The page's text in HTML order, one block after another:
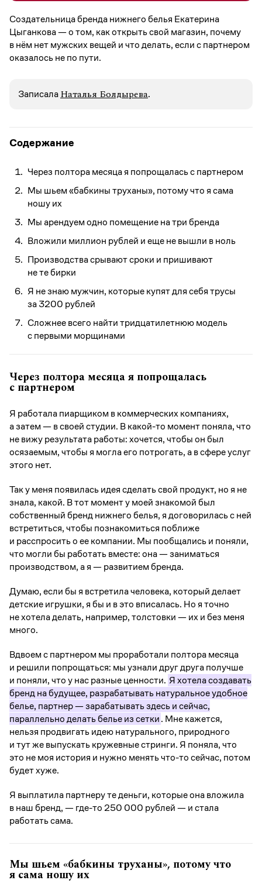
Создательница бренда нижнего белья Екатерина
Цыганкова — о том, как открыть свой магазин, почему
в нём нет мужских вещей и что делать, если с партнером
оказалось не по пути.
ЗаписалaНаталья Болдырева.
Содержание
Через полтора месяца я попрощалась с партнером
Мы шьем «бабкины труханы», потому что я сама
ношу их
Мы арендуем одно помещение на три бренда
Вложили миллион рублей и еще не вышли в ноль
Производства срывают сроки и пришивают
не те бирки
Я не знаю мужчин, которые купят для себя трусы
за 3200 рублей
Сложнее всего найти тридцатилетнюю модель
с первыми морщинами
Через полтора месяца я попрощалась
с партнером
Я работала пиарщиком в коммерческих компаниях,
а затем — в своей студии. В какой-то момент поняла, что
не вижу результата работы: хочется, чтобы он был
осязаемым, чтобы я могла его потрогать, а в сфере услуг
этого нет.
Так у меня появилась идея сделать свой продукт, но я не
знала, какой. В тот момент у моей знакомой был
собственный бренд нижнего белья, я договорилась с ней
встретиться, чтобы познакомиться поближе
и расспросить о ее компании. Мы пообщались и поняли,
что могли бы работать вместе: она — заниматься
производством, а я — развитием бренда.
Думаю, если бы я встретила человека, который делает
детские игрушки, я бы и в это вписалась. Но я точно
не хотела делать, например, толстовки — их и без меня
много.
Вдвоем с партнером мы проработали полтора месяца
и решили попрощаться: мы узнали друг друга получше
и поняли, что у нас разные ценности. Я хотела создавать
бренд на будущее, разрабатывать натуральное удобное
белье, партнер — зарабатывать здесь и сейчас,
параллельно делать белье из сетки. Мне кажется,
нельзя продвигать идею натурального, природного
и тут же выпускать кружевные стринги. Я поняла, что
это не моя история и нужно менять что-то сейчас, потом
будет хуже.
Я выплатила партнеру те деньги, которые она вложила
в наш бренд, — где-то 250 000 рублей — и стала
работать сама.
Мы шьем «бабкины труханы», потому что
я сама ношу их